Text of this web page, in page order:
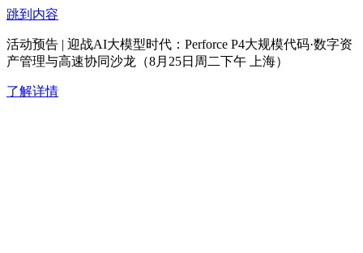
跳到内容
活动预告 | 迎战AI大模型时代：Perforce P4大规模代码·数字资
产管理与高速协同沙龙（8月25日周二下午 上海）
了解详情